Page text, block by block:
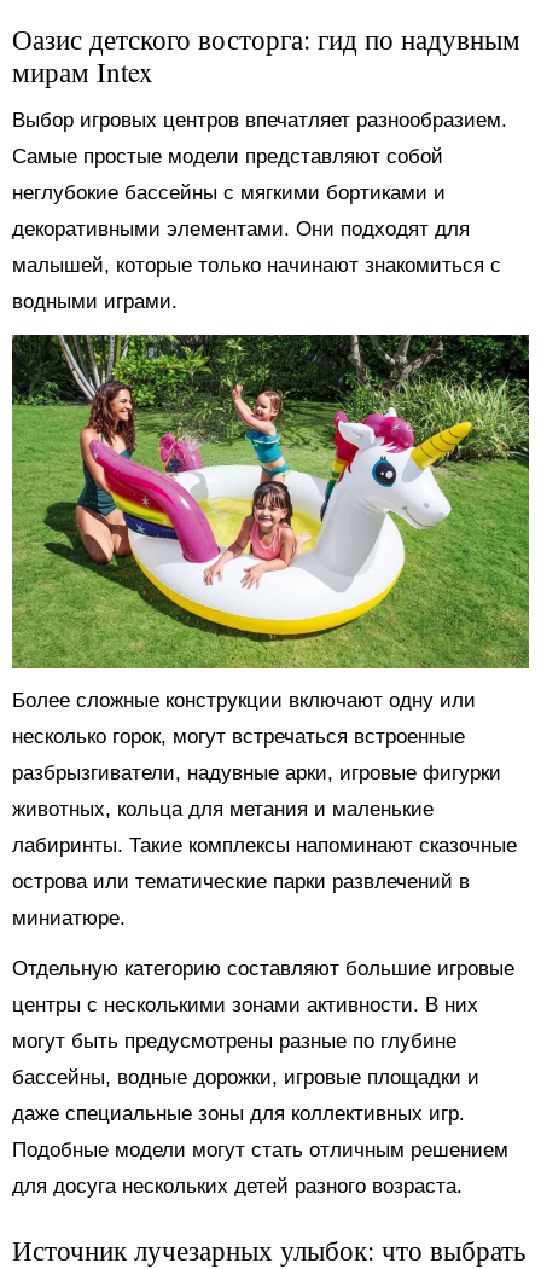
Оазис детского восторга: гид по надувным
мирам Intex
Выбор игровых центров впечатляет разнообразием.
Самые простые модели представляют собой
неглубокие бассейны с мягкими бортиками и
декоративными элементами. Они подходят для
малышей, которые только начинают знакомиться с
водными играми.
Более сложные конструкции включают одну или
несколько горок, могут встречаться встроенные
разбрызгиватели, надувные арки, игровые фигурки
животных, кольца для метания и маленькие
лабиринты. Такие комплексы напоминают сказочные
острова или тематические парки развлечений в
миниатюре.
Отдельную категорию составляют большие игровые
центры с несколькими зонами активности. В них
могут быть предусмотрены разные по глубине
бассейны, водные дорожки, игровые площадки и
даже специальные зоны для коллективных игр.
Подобные модели могут стать отличным решением
для досуга нескольких детей разного возраста.
Источник лучезарных улыбок: что выбрать